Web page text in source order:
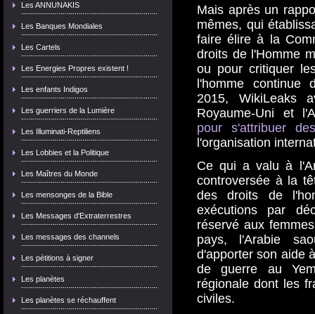
Les ANNUNAKIS
Les Banques Mondiales
Les Cartels
Les Energies Propres existent !
Les enfants Indigos
Les guerriers de la Lumière
Les Illuminati-Reptiliens
Les Lobbies et la Politique
Les Maîtres du Monde
Les mensonges de la Bible
Les Messages d'Extraterrestres
Les messages des channels
Les pétitions à signer
Les planètes
Les planètes se réchauffent
Mais après un
mêmes, qui
faire élire à la
droits de l'Homme
ou pour critiquer
l'homme continue
2015, WikiLeaks
Royaume-Uni et
pour s'attribuer
l'organisation
Ce qui a valu à
controversée à la
des droits de
exécutions par
réservé aux
pays, l'Arabie
d'apporter son aide
de guerre au
régionale dont les
civiles.